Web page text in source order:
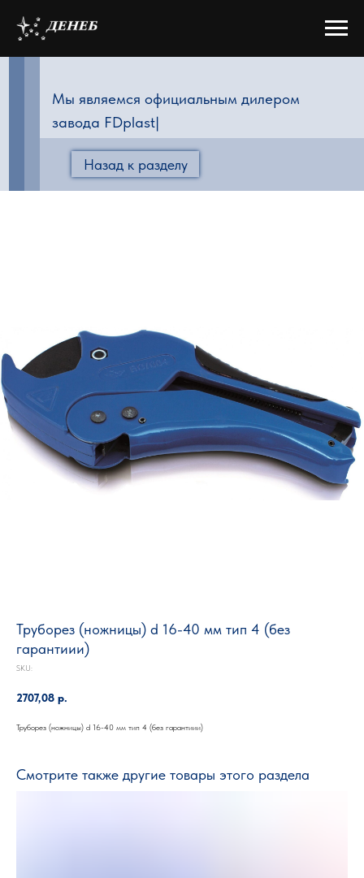
Мы являемся официальным дилером
завода FDplast
Назад к разделу
Труборез (ножницы) d 16-40 мм тип 4 (без
гарантиии)
SKU:
2707,08 р.
Труборез (ножницы) d 16-40 мм тип 4 (без гарантиии)
Смотрите также другие товары этого раздела